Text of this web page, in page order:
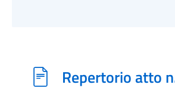
Repertorio atto